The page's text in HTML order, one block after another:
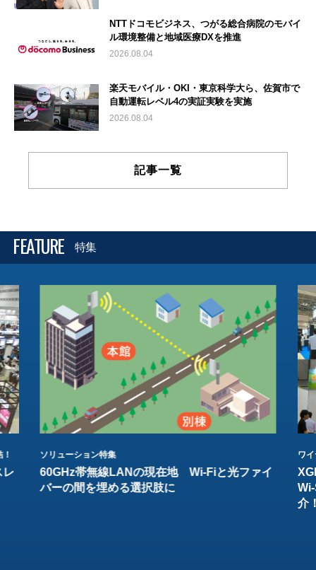
NTTドコモビジネス、つがる総合病院のモバイ
ル環境整備と地域医療DXを推進
2026.08.04
楽天モバイル・OKI・東京科学大ら、佐賀市で
自動運転レベル4の実証実験を実施
2026.08.04
記事一覧
FEATURE 特集
レ
ソリューション特集
60GHz帯無線LANの現在地 Wi-Fiと光ファイ
バーの間を埋める選択肢に
ワ
介